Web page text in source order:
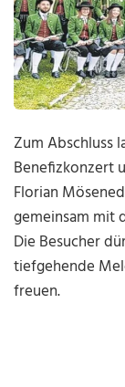
Zum Abschluss
Benefizkonzert
Florian
gemeinsam mit
Die Besucher
tiefgehende
freuen.